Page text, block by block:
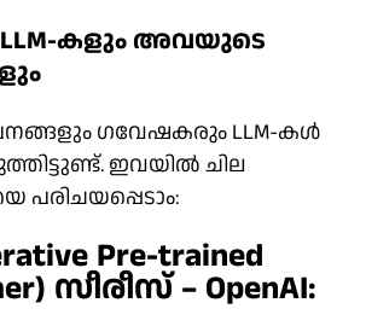
LLM-കളും അവയുടെ
ഗവേഷകരും LLM-കൾ
ഇവയിൽ ചില
പരിചയപ്പെടാം:
Pre-trained
സീരീസ് – OpenAI: